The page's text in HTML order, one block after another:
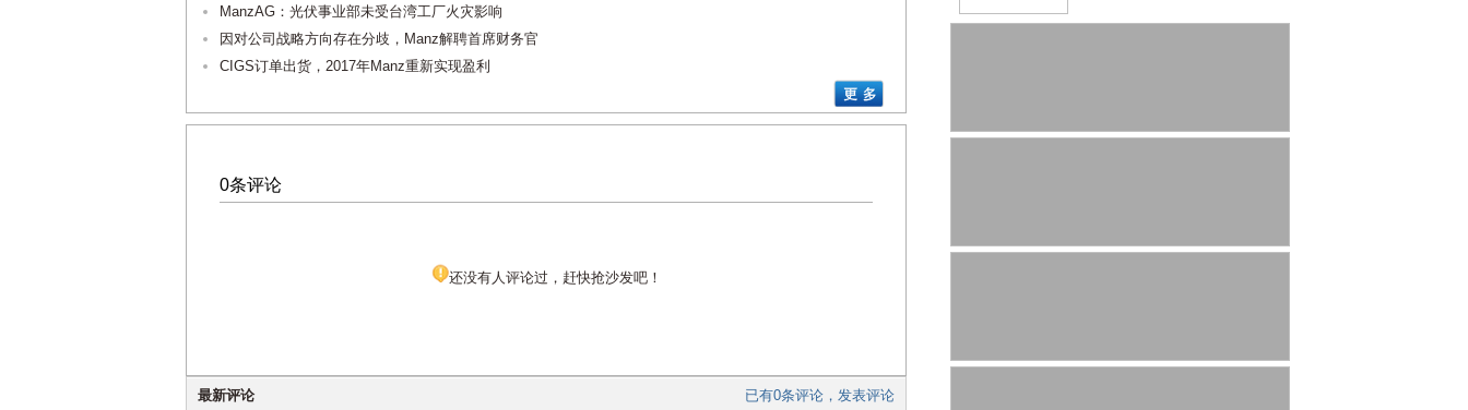
ManzAG：光伏事业部未受台湾工厂火灾影响
因对公司战略方向存在分歧，Manz解聘首席财务官
CIGS订单出货，2017年Manz重新实现盈利
0条评论
还没有人评论过，赶快抢沙发吧！
已有0条评论，发表评论
最新评论